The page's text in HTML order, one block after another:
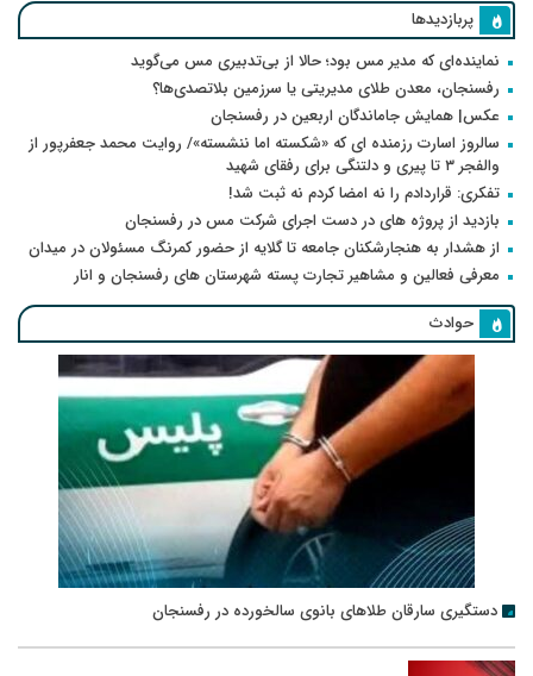
پربازدیدها
نماینده‌ای که مدیر مس بود؛ حالا از بی‌تدبیری مس می‌گوید
رفسنجان، معدن طلای مدیریتی یا سرزمین بلاتصدی‌ها؟
عکس| همایش جاماندگان اربعین در رفسنجان
سالروز اسارت رزمنده ای که «شکسته اما ننشسته»/ روایت محمد جعفرپور از
والفجر ۳ تا پیری و دلتنگی برای رفقای شهید
تفکری: قراردادم را نه امضا کردم نه ثبت شد!
بازدید از پروژه های در دست اجرای شرکت مس در رفسنجان
از هشدار به هنجارشکنان جامعه تا گلایه از حضور کمرنگ مسئولان در میدان
معرفی فعالین و مشاهیر تجارت پسته شهرستان های رفسنجان و انار
حوادث
دستگیری سارقان طلاهای بانوی سالخورده در رفسنجان